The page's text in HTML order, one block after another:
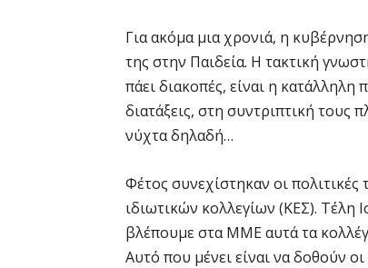
Για ακόμα μια χρονιά, η
της στην Παιδεία. Η τακτική
πάει διακοπές, είναι η κατάλληλη
διατάξεις, στη συντριπτική τους
νύχτα δηλαδή…
Φέτος συνεχίστηκαν οι
ιδιωτικών κολλεγίων (ΚΕΣ). Τέλη
βλέπουμε στα ΜΜΕ αυτά τα
Αυτό που μένει είναι να δοθούν